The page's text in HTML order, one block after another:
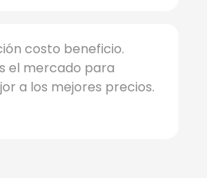
costo beneficio.
el mercado para
a los mejores precios.